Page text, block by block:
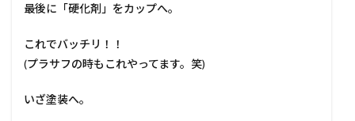
最後に「硬化剤」をカップへ。
これでバッチリ！！
(プラサフの時もこれやってます。笑)
いざ塗装へ。